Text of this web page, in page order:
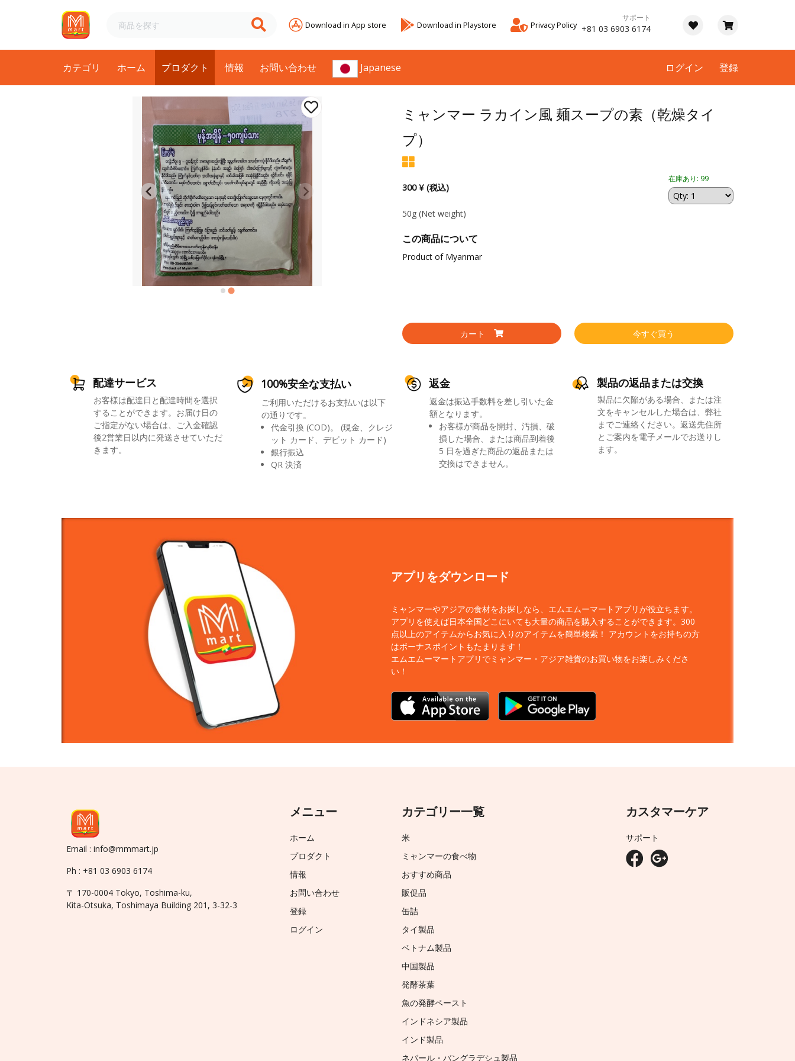
Download in App store Download in Playstore Privacy Policy
サポート
+81 03 6903 6174
カテゴリ ホーム プロダクト 情報 お問い合わせ Japanese ログイン 登録
ミャンマー ラカイン風 麺スープの素（乾燥タイ
プ）
300 ¥ (税込)
在庫あり: 99
50g (Net weight)
この商品について
Product of Myanmar
カート 今すぐ買う
配達サービス
お客様は配達日と配達時間を選択
することができます。お届け日の
ご指定がない場合は、ご入金確認
後2営業日以内に発送させていただ
きます。
100%安全な支払い
ご利用いただけるお支払いは以下
の通りです。
代金引換 (COD)。 (現金、クレジ
ット カード、デビット カード)
銀行振込
QR 決済
返金
返金は振込手数料を差し引いた金
額となります。
お客様が商品を開封、汚損、破
損した場合、または商品到着後
5 日を過ぎた商品の返品または
交換はできません。
製品の返品または交換
製品に欠陥がある場合、または注
文をキャンセルした場合は、弊社
までご連絡ください。返送先住所
とご案内を電子メールでお送りし
ます。
アプリをダウンロード
ミャンマーやアジアの食材をお探しなら、エムエムーマートアプリが役立ちます。
アプリを使えば日本全国どこにいても大量の商品を購入することができます。300
点以上のアイテムからお気に入りのアイテムを簡単検索！ アカウントをお持ちの方
はボーナスポイントもたまります！
エムエムーマートアプリでミャンマー・アジア雑貨のお買い物をお楽しみくださ
い！
Email : info@mmmart.jp
Ph : +81 03 6903 6174
〒 170-0004 Tokyo, Toshima-ku,
Kita-Otsuka, Toshimaya Building 201, 3-32-3
メニュー
ホーム
プロダクト
情報
お問い合わせ
登録
ログイン
カテゴリー一覧
米
ミャンマーの食べ物
おすすめ商品
販促品
缶詰
タイ製品
ベトナム製品
中国製品
発酵茶葉
魚の発酵ペースト
インドネシア製品
インド製品
ネパール・バングラデシュ製品
カスタマーケア
サポート